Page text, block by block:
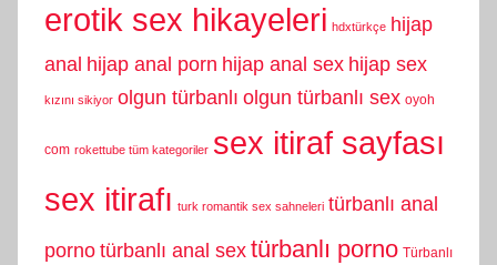
erotik sex hikayeleri hdxtürkçe hijap
anal hijap anal porn hijap anal sex hijap sex
kızını sikiyor olgun türbanlı olgun türbanlı sex oyoh
com rokettube tüm kategoriler sex itiraf sayfası
sex itirafı turk romantik sex sahneleri türbanlı anal
porno türbanlı anal sex türbanlı porno Türbanlı